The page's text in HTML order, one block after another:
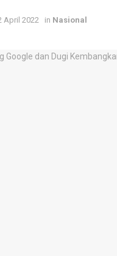
April 2022 in Nasional